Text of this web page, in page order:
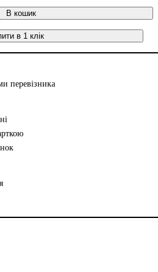
В кошик
в 1 клік
перевізника